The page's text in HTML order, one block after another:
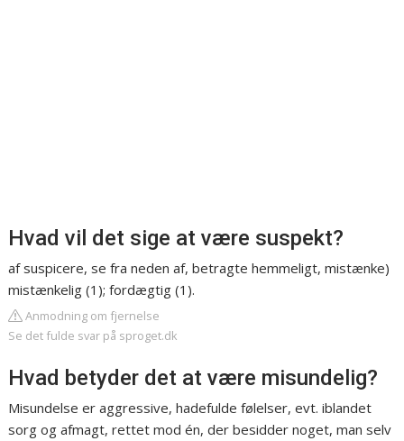
Hvad vil det sige at være suspekt?
af suspicere, se fra neden af, betragte hemmeligt, mistænke)
mistænkelig (1); fordægtig (1).
Anmodning om fjernelse
Se det fulde svar på sproget.dk
Hvad betyder det at være misundelig?
Misundelse er aggressive, hadefulde følelser, evt. iblandet
sorg og afmagt, rettet mod én, der besidder noget, man selv